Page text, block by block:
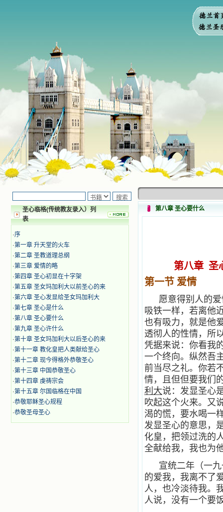
圣心临格(传统教友录入）列
表
·序
·第一章 升天堂的火车
·第二章 圣教道理总纲
·第三章 爱情的略
·第四章 圣心初显在十字架
·第五章 圣女玛加利大以前圣心的来
·第六章 圣心发显给圣女玛加利大
·第七章 圣心是什么
·第八章 圣心要什么
·第九章 圣心许什么
·第十章 圣女玛加利大以后圣心的来
·第十一章 教化皇把人类献给圣心
·第十二章 现今得格外恭敬圣心
·第十三章 中国恭敬圣心
·第十四章 虔祷宗会
·第十五章 尔国临格在中国
·恭敬耶稣圣心规程
·恭敬圣母圣心
第八章 圣心要什么
第八章 圣
第一节 爱情
愿意得别人的
吸铁一样，若离他
也有吸力，就是他
透彻人的性情，所
凭据来说：你看我
一个终向。纵然吾
前当尽之礼。你若
情，且但但要我们
利大说：发显圣心
吹起这个火来。又
渴的慌，要水喝一
发显圣心的意思，
化皇，把领过洗的
全献给我，我也为
宣统二年（一
的爱我，我离不了
人，也冷淡待我。
人说，没有一个要